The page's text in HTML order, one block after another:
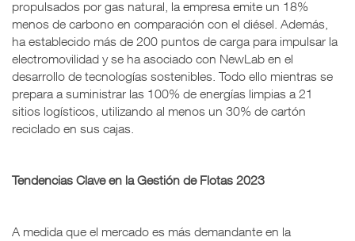
propulsados por gas natural, la empresa emite un 18%
menos de carbono en comparación con el diésel. Además,
ha establecido más de 200 puntos de carga para impulsar la
electromovilidad y se ha asociado con NewLab en el
desarrollo de tecnologías sostenibles. Todo ello mientras se
prepara a suministrar las 100% de energías limpias a 21
sitios logísticos, utilizando al menos un 30% de cartón
reciclado en sus cajas.
Tendencias Clave en la Gestión de Flotas 2023
A medida que el mercado es más demandante en la